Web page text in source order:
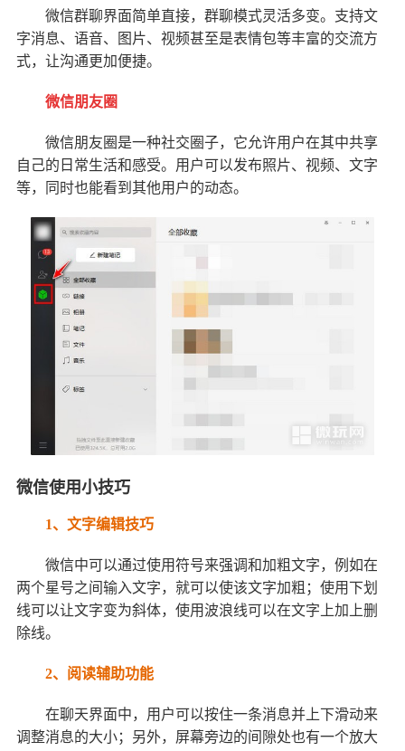
微信群聊界面简单直接，群聊模式灵活多变。支持文
字消息、语音、图片、视频甚至是表情包等丰富的交流方
式，让沟通更加便捷。
微信朋友圈
微信朋友圈是一种社交圈子，它允许用户在其中共享
自己的日常生活和感受。用户可以发布照片、视频、文字
等，同时也能看到其他用户的动态。
微信使用小技巧
1、文字编辑技巧
微信中可以通过使用符号来强调和加粗文字，例如在
两个星号之间输入文字，就可以使该文字加粗；使用下划
线可以让文字变为斜体，使用波浪线可以在文字上加上删
除线。
2、阅读辅助功能
在聊天界面中，用户可以按住一条消息并上下滑动来
调整消息的大小；另外，屏幕旁边的间隙处也有一个放大